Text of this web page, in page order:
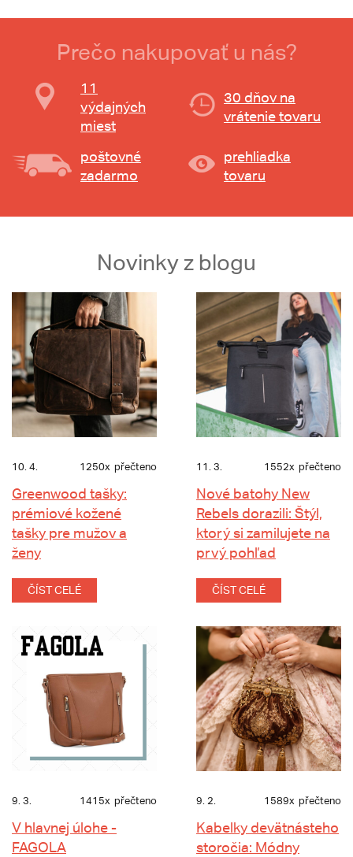
Prečo nakupovať u nás?
11
výdajných
miest
30 dňov na
vrátenie tovaru
poštovné
zadarmo
prehliadka
tovaru
Novinky z blogu
10. 4. 1250x přečteno
Greenwood tašky:
prémiové kožené
tašky pre mužov a
ženy
ČÍST CELÉ
11. 3. 1552x přečteno
Nové batohy New
Rebels dorazili: Štýl,
ktorý si zamilujete na
prvý pohľad
ČÍST CELÉ
9. 3. 1415x přečteno
V hlavnej úlohe -
FAGOLA
9. 2. 1589x přečteno
Kabelky devätnásteho
storočia: Módny